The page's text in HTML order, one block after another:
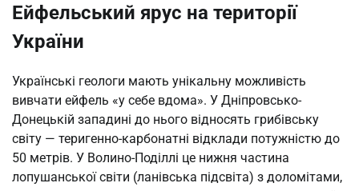
Ейфельський ярус на території
України
Українські геологи мають унікальну можливість
вивчати ейфель «у себе вдома». У Дніпровсько-
Донецькій западині до нього відносять грибівську
світу — теригенно-карбонатні відклади потужністю до
50 метрів. У Волино-Поділлі це нижня частина
лопушанської світи (ланівська підсвіта) з доломітами,